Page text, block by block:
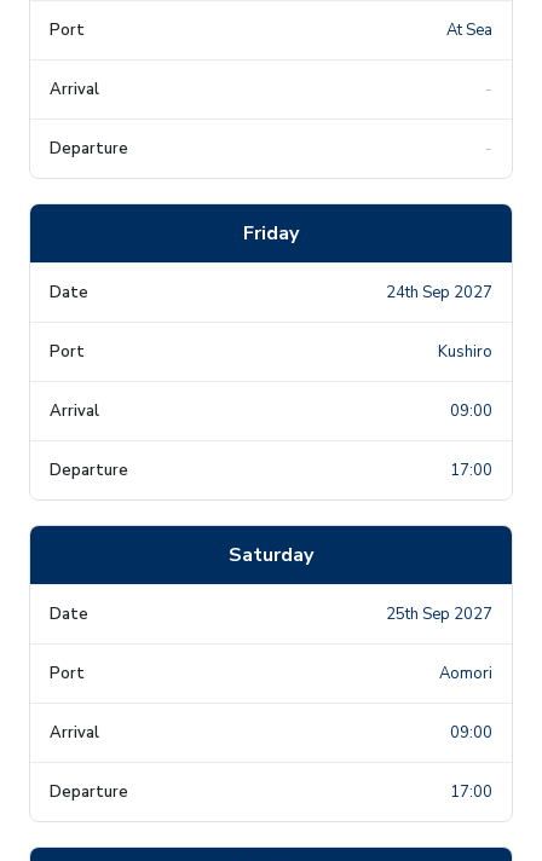
At Sea
-
-
Friday
24th Sep 2027
Kushiro
09:00
17:00
Saturday
25th Sep 2027
Aomori
09:00
17:00